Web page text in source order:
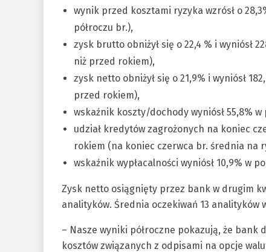
wynik przed kosztami ryzyka wzrósł o
półroczu br.),
zysk brutto obniżył się o 22,4 % i wyniósł
niż przed rokiem),
zysk netto obniżył się o 21,9% i wyniósł
przed rokiem),
wskaźnik koszty/dochody wyniósł 55,8%
udział kredytów zagrożonych na koniec
rokiem (na koniec czerwca br. średnia na
wskaźnik wypłacalności wyniósł 10,9% w
Zysk netto osiągnięty przez bank w drugim
analityków. Średnia oczekiwań 13 analityków
– Nasze wyniki półroczne pokazują, że
kosztów związanych z odpisami na opcje